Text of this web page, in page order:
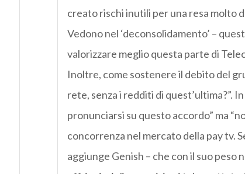
creato rischi inutili per una resa molto
Vedono nel ‘deconsolidamento’ –
valorizzare meglio questa parte di
Inoltre, come sostenere il debito del
rete, senza i redditi di quest’ultima?”.
pronunciarsi su questo accordo” ma
concorrenza nel mercato della pay tv.
aggiunge Genish – che con il suo